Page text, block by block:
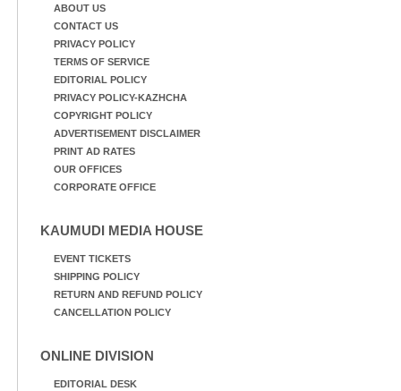
ABOUT US
CONTACT US
PRIVACY POLICY
TERMS OF SERVICE
EDITORIAL POLICY
PRIVACY POLICY-KAZHCHA
COPYRIGHT POLICY
ADVERTISEMENT DISCLAIMER
PRINT AD RATES
OUR OFFICES
CORPORATE OFFICE
KAUMUDI MEDIA HOUSE
EVENT TICKETS
SHIPPING POLICY
RETURN AND REFUND POLICY
CANCELLATION POLICY
ONLINE DIVISION
EDITORIAL DESK